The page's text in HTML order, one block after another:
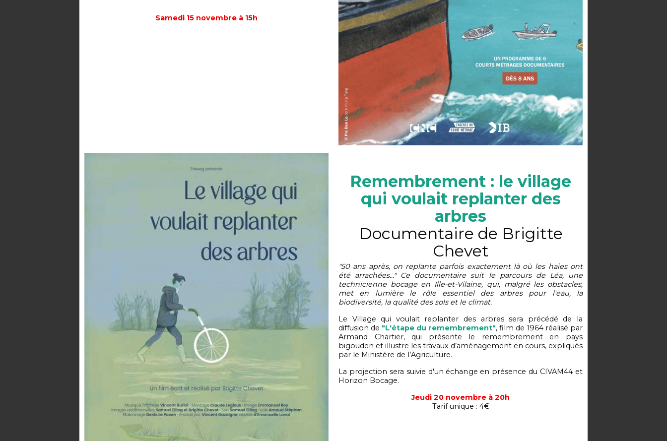
Samedi 15 novembre à 15h
Remembrement : le village
qui voulait replanter des
arbres
Documentaire de Brigitte
Chevet
"50 ans après, on replante parfois exactement là où les haies ont
été arrachées..." Ce documentaire suit le parcours de Léa, une
technicienne bocage en Ille-et-Vilaine, qui, malgré les obstacles,
met en lumière le rôle essentiel des arbres pour l'eau, la
biodiversité, la qualité des sols et le climat.
Le Village qui voulait replanter des arbres sera précédé de la
diffusion de "L'étape du remembrement", film de 1964 réalisé par
Armand Chartier, qui présente le remembrement en pays
bigouden et illustre les travaux d’aménagement en cours, expliqués
par le Ministère de l’Agriculture.
La projection sera suivie d'un échange en présence du CIVAM44 et
Horizon Bocage.
Jeudi 20 novembre à 20h
Tarif unique : 4€